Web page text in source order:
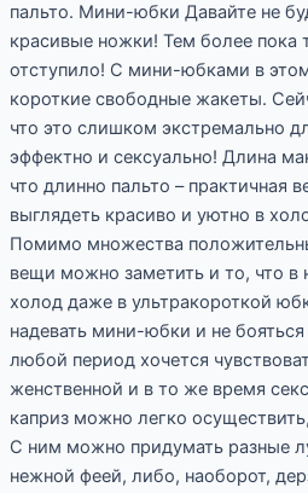
пальто. Мини-юбки Давайте не
красивые ножки! Тем более пока
отступило! С мини-юбками в
короткие свободные жакеты.
что это слишком экстремально
эффектно и сексуально! Длина
что длинно пальто – практичная
выглядеть красиво и уютно в
Помимо множества
вещи можно заметить и то, что в
холод даже в ультракороткой
надевать мини-юбки и не
любой период хочется
женственной и в то же время
каприз можно легко
С ним можно придумать разные
нежной феей, либо, наоборот,